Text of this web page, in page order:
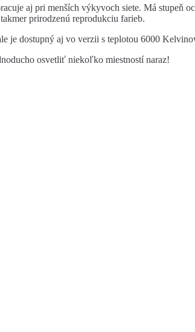
aj pri menších výkyvoch siete. Má stupeň
prirodzenú reprodukciu farieb.
je dostupný aj vo verzii s teplotou 6000
osvetliť niekoľko miestností naraz!